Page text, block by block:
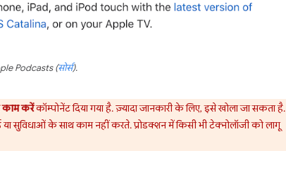
Podcasts (सोर्स).
काम करेंकॉम्पोनेंट दिया गया है. ज़्यादा जानकारी के लिए, इसे खोला जा सकता है.
सुविधाओं के साथ काम नहीं करते. प्रोडक्शन में किसी भी टेक्नोलॉजी को लागू